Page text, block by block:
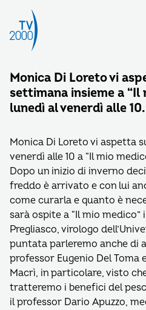
Monica Di Loreto vi
settimana insieme a “Il
lunedì al venerdì alle
Monica Di Loreto vi aspetta
venerdì alle 10 a “Il mio
Dopo un inizio di inverno
freddo è arrivato e con lui
come curarla e quanto è
sarà ospite a “Il mio medico”
Pregliasco, virologo
puntata parleremo anche di
professor Eugenio Del Toma
Macrì, in particolare, visto
tratteremo i benefici del
il professor Dario Apuzzo,